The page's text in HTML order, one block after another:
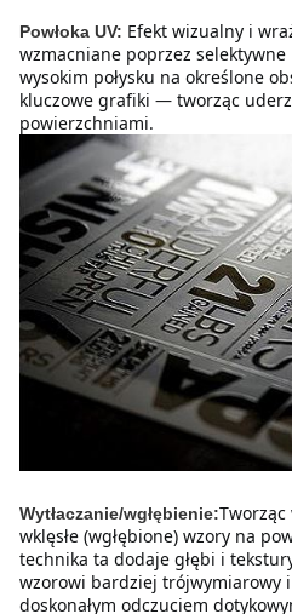
Powłoka UV: Efekt wizualny i
wzmacniane poprzez selektywne
wysokim połysku na określone
kluczowe grafiki — tworząc
powierzchniami.
Wytłaczanie/wgłębienie:Tworząc
wklęsłe (wgłębione) wzory na
technika ta dodaje głębi i
wzorowi bardziej trójwymiarowy
doskonałym odczuciem